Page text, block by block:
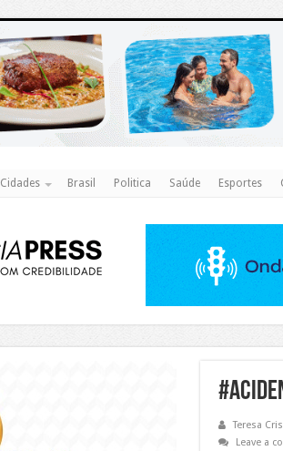
Cidades Brasil Politica Saúde Esportes
Teresa
Leave a